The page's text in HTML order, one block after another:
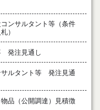
ンサルタント等（条件
）
発注見通し
ルタント等 発注見通
品（公開調達）見積徴